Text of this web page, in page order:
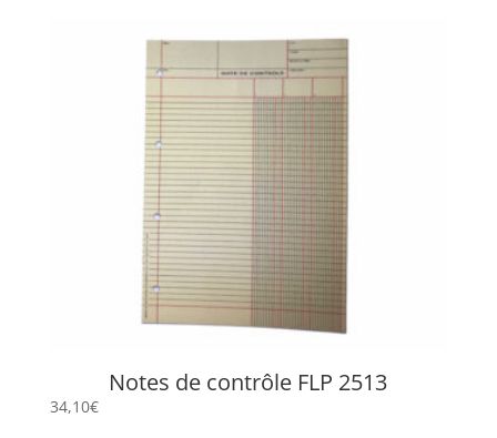
Notes de contrôle FLP 2513
34,10€